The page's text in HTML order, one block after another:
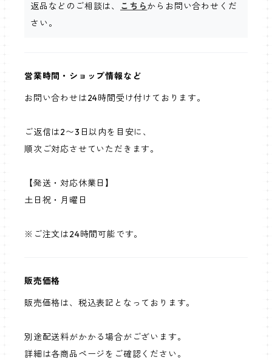
返品などのご相談は、
こちらからお問い合わせくだ
さい。
営業時間・ショップ情報など
お問い合わせは24時間受け付けております。
ご返信は2〜3日以内を目安に、
順次ご対応させていただきます。
【発送・対応休業日】
土日祝・月曜日
※ご注文は24時間可能です。
販売価格
販売価格は、税込表記となっております。
別途配送料がかかる場合がございます。
詳細は各商品ページをご確認ください。